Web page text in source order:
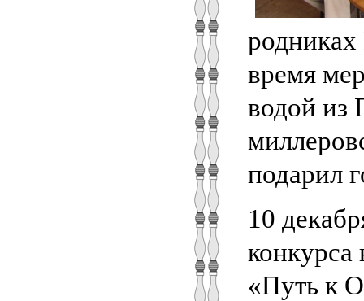
время
водой из
подарил
10
«Путь к